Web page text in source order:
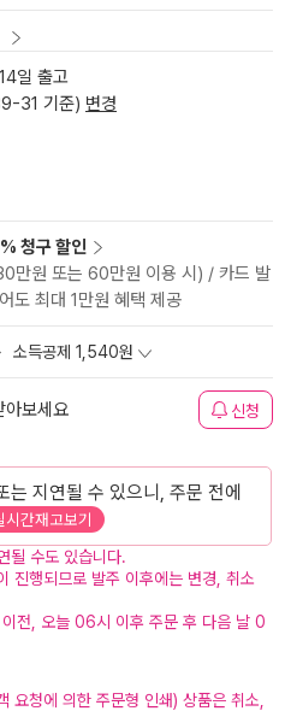
일 출고
31 기준) 변경
청구 할인
만원 또는 60만원 이용 시) / 카드 발
도 최대 1만원 혜택 제공
소득공제 1,540원
아보세요 신청
는 지연될 수 있으니, 주문 전에
시간재고보기
될 수도 있습니다.
진행되므로 발주 이후에는 변경, 취소
전, 오늘 06시 이후 주문 후 다음 날 0
청에 의한 주문형 인쇄) 상품은 취소,